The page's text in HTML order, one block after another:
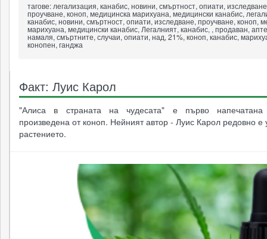
тагове:легализация, канабис, новини, смъртност, опиати,
проучване, коноп, медицинска марихуана, медицински канабис,
канабис, новини, смъртност, опиати, изследване, проучване, коноп,
марихуана, медицински канабис, Легалният, канабис, , продаван,
намаля, смъртните, случаи, опиати, над, 21%, коноп, канабис,
конопен, ганджа
Факт: Луис Карол
"Алиса в страната на чудесата" е първо
произведена от коноп. Нейният автор - Луис Карол редовно е
растението.